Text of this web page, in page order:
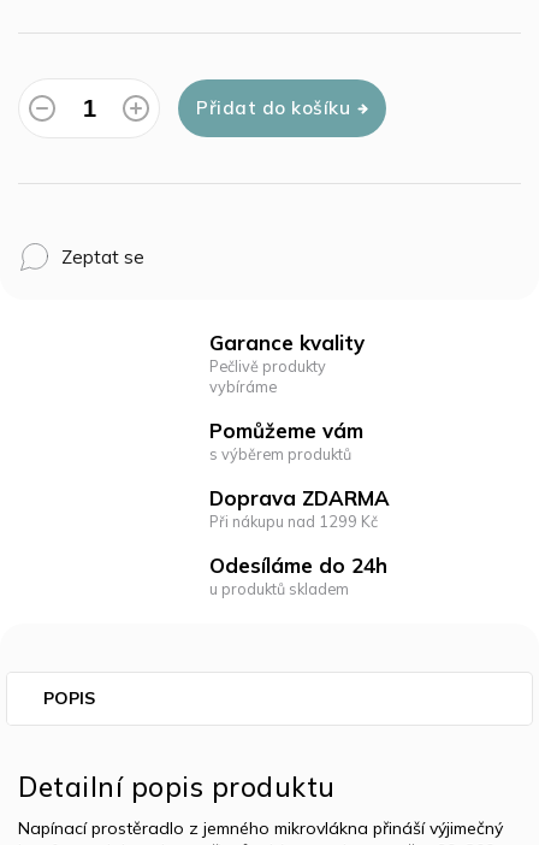
Přidat do košíku
Zeptat se
Garance kvality
Pečlivě produkty
vybíráme
Pomůžeme vám
s výběrem produktů
Doprava ZDARMA
Při nákupu nad 1299 Kč
Odesíláme do 24h
u produktů skladem
POPIS
Detailní popis produktu
Napínací prostěradlo z jemného mikrovlákna přináší výjimečný